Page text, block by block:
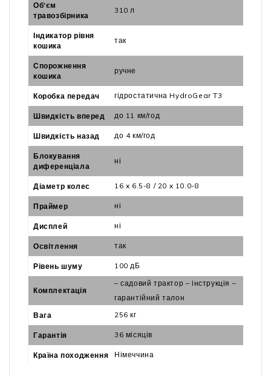
Об'єм
травозбірника
310 л
Індикатор рівня
кошика
так
Спорожнення
кошика
ручне
Коробка передач гідростатична HydroGear T3
Швидкість вперед до 11 км/год
Швидкість назад до 4 км/год
Блокування
диференціала
ні
Діаметр колес 16 x 6.5-8 / 20 x 10.0-8
Праймер ні
Дисплей ні
Освітлення так
Рівень шуму 100 дБ
Комплектація
– садовий трактор – інструкція –
гарантійний талон
Вага
256 кг
Гарантія 36 місяців
Країна походження Німеччина